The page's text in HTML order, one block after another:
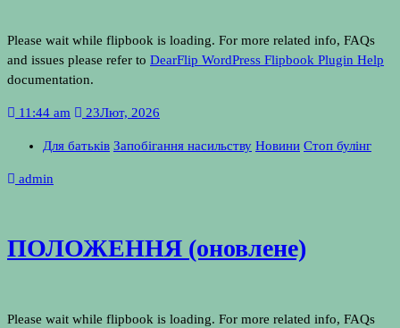
Please wait while flipbook is loading. For more related info, FAQs
and issues please refer to DearFlip WordPress Flipbook Plugin Help
documentation.
11:44 am 23Лют, 2026
Для батьків Запобігання насильству Новини Стоп булінг
admin
ПОЛОЖЕННЯ (оновлене)
Please wait while flipbook is loading. For more related info, FAQs